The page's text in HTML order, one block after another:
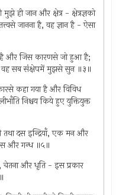
मुझे ही जान और क्षेत्र - क्षेत्रज्ञको
जानना है, वह ज्ञान है - ऐसा
है और जिस कारणसे जो हुआ है;
- वह सब संक्षेपमें मुझसे सुन ॥३॥
कहा गया है और विविध
निश्चय किये हुए युक्तियुक्त
दस इन्द्रियाँ, एक मन और
रस और गन्ध ॥५॥
और धृति - इस प्रकार